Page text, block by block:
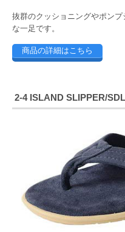
抜群のクッショニングやポン
な一足です。
商品の詳細はこちら
2-4 ISLAND SLIPPER/SDL